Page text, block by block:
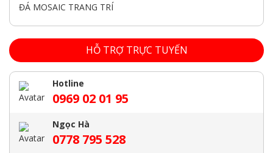
ĐÁ MOSAIC TRANG TRÍ
HỖ TRỢ TRỰC TUYẾN
Hotline
0969 02 01 95
Ngọc Hà
0778 795 528